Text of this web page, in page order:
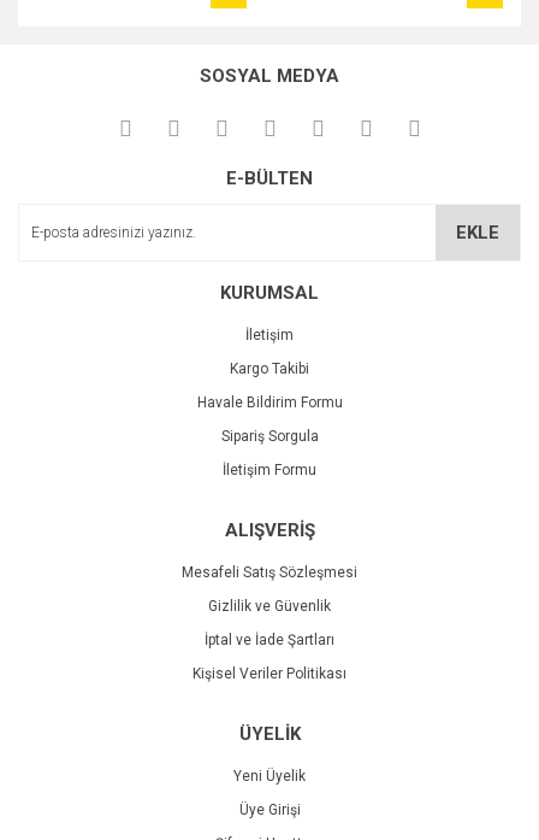
SOSYAL MEDYA
E-BÜLTEN
EKLE
KURUMSAL
İletişim
Kargo Takibi
Havale Bildirim Formu
Sipariş Sorgula
İletişim Formu
ALIŞVERİŞ
Mesafeli Satış Sözleşmesi
Gizlilik ve Güvenlik
İptal ve İade Şartları
Kişisel Veriler Politikası
ÜYELİK
Yeni Üyelik
Üye Girişi